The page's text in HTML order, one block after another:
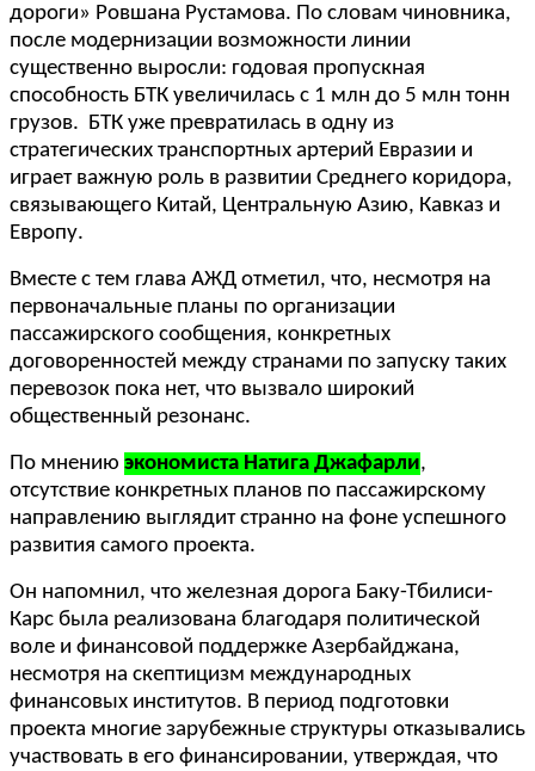
дороги» Ровшана Рустамова. По словам чиновника,
после модернизации возможности линии
существенно выросли: годовая пропускная
способность БТК увеличилась с 1 млн до 5 млн тонн
грузов. БТК уже превратилась в одну из
стратегических транспортных артерий Евразии и
играет важную роль в развитии Среднего коридора,
связывающего Китай, Центральную Азию, Кавказ и
Европу.
Вместе с тем глава АЖД отметил, что, несмотря на
первоначальные планы по организации
пассажирского сообщения, конкретных
договоренностей между странами по запуску таких
перевозок пока нет, что вызвало широкий
общественный резонанс.
По мнению экономиста Натига Джафарли,
отсутствие конкретных планов по пассажирскому
направлению выглядит странно на фоне успешного
развития самого проекта.
Он напомнил, что железная дорога Баку-Тбилиси-
Карс была реализована благодаря политической
воле и финансовой поддержке Азербайджана,
несмотря на скептицизм международных
финансовых институтов. В период подготовки
проекта многие зарубежные структуры отказывались
участвовать в его финансировании, утверждая, что